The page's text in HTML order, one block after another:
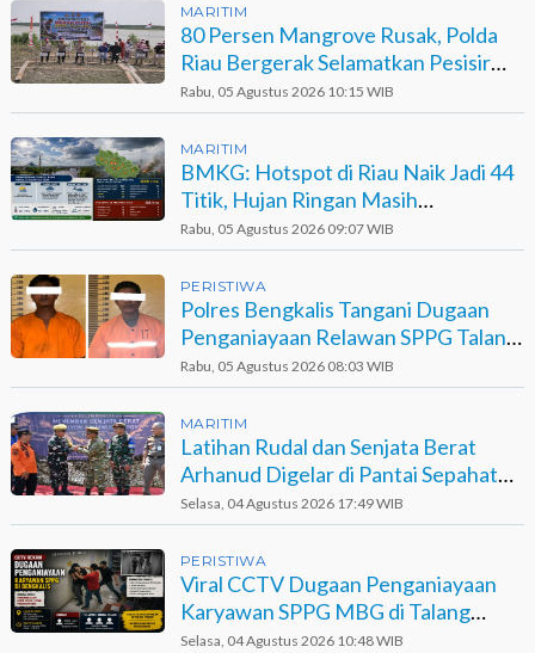
MARITIM
80 Persen Mangrove Rusak, Polda
Riau Bergerak Selamatkan Pesisir
Sinaboi
Rabu, 05 Agustus 2026 10:15 WIB
MARITIM
BMKG: Hotspot di Riau Naik Jadi 44
Titik, Hujan Ringan Masih
Berpotensi Terjadi
Rabu, 05 Agustus 2026 09:07 WIB
PERISTIWA
Polres Bengkalis Tangani Dugaan
Penganiayaan Relawan SPPG Talang
Muandau
Rabu, 05 Agustus 2026 08:03 WIB
MARITIM
Latihan Rudal dan Senjata Berat
Arhanud Digelar di Pantai Sepahat
Bengkalis
Selasa, 04 Agustus 2026 17:49 WIB
PERISTIWA
Viral CCTV Dugaan Penganiayaan
Karyawan SPPG MBG di Talang
Muandau
Selasa, 04 Agustus 2026 10:48 WIB